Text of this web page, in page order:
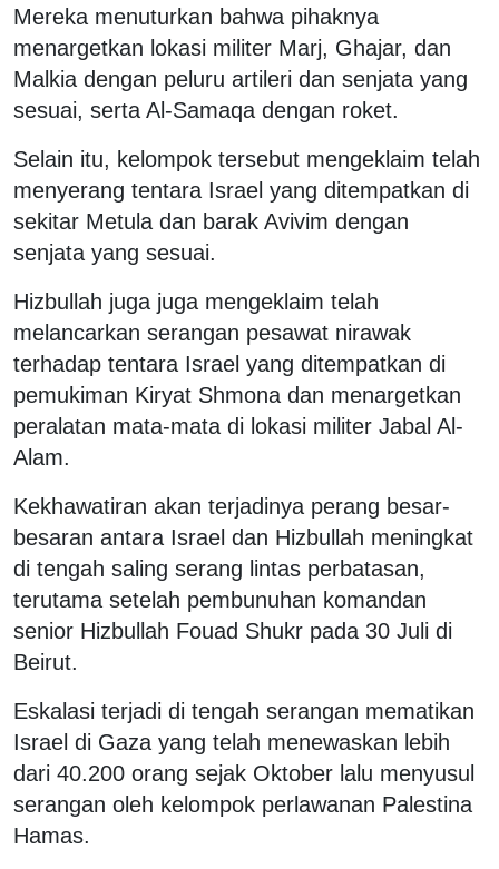
Mereka menuturkan bahwa pihaknya
menargetkan lokasi militer Marj, Ghajar, dan
Malkia dengan peluru artileri dan senjata yang
sesuai, serta Al-Samaqa dengan roket.
Selain itu, kelompok tersebut mengeklaim telah
menyerang tentara Israel yang ditempatkan di
sekitar Metula dan barak Avivim dengan
senjata yang sesuai.
Hizbullah juga juga mengeklaim telah
melancarkan serangan pesawat nirawak
terhadap tentara Israel yang ditempatkan di
pemukiman Kiryat Shmona dan menargetkan
peralatan mata-mata di lokasi militer Jabal Al-
Alam.
Kekhawatiran akan terjadinya perang besar-
besaran antara Israel dan Hizbullah meningkat
di tengah saling serang lintas perbatasan,
terutama setelah pembunuhan komandan
senior Hizbullah Fouad Shukr pada 30 Juli di
Beirut.
Eskalasi terjadi di tengah serangan mematikan
Israel di Gaza yang telah menewaskan lebih
dari 40.200 orang sejak Oktober lalu menyusul
serangan oleh kelompok perlawanan Palestina
Hamas.